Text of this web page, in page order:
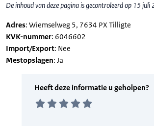
De inhoud van deze pagina is gecontroleerd op 15 juli
Adres: Wiemselweg 5, 7634 PX Tilligte
KVK-nummer: 6046602
Import/Export: Nee
Mestopslagen: Ja